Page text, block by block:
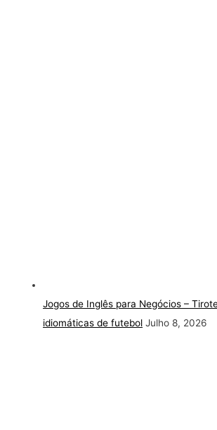
Jogos de Inglês para Negócios –
idiomáticas de futebol Julho 8, 2026